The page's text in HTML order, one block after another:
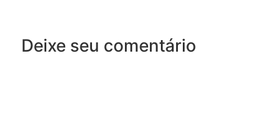
Deixe seu comentário